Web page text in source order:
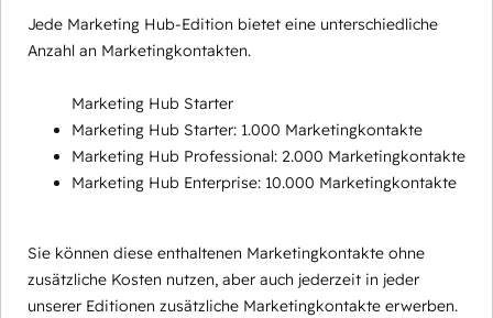
Jede Marketing Hub-Edition bietet eine unterschiedliche
Anzahl an Marketingkontakten.
Marketing Hub Starter
Marketing Hub Starter: 1.000 Marketingkontakte
Marketing Hub Professional: 2.000 Marketingkontakte
Marketing Hub Enterprise: 10.000 Marketingkontakte
Sie können diese enthaltenen Marketingkontakte ohne
zusätzliche Kosten nutzen, aber auch jederzeit in jeder
unserer Editionen zusätzliche Marketingkontakte erwerben.